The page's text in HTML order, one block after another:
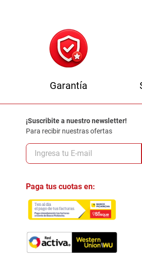
Garantía
¡Suscribite a nuestro newsletter!
Para recibir nuestras ofertas
Paga tus cuotas en: